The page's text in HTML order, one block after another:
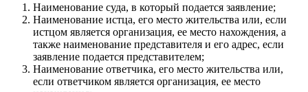
Наименование суда, в который подается заявление;
Наименование истца, его место жительства или, если
истцом является организация, ее место нахождения, а
также наименование представителя и его адрес, если
заявление подается представителем;
Наименование ответчика, его место жительства или,
если ответчиком является организация, ее место